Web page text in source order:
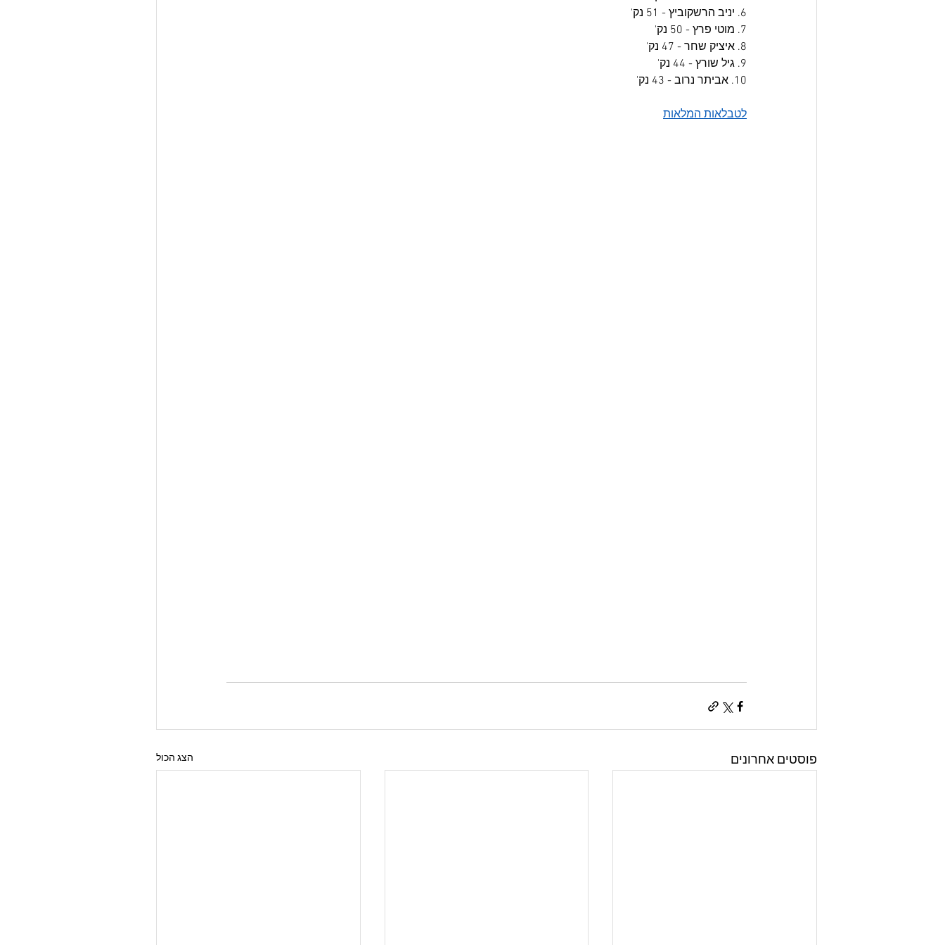
6. יניב הרשקוביץ - 51 נק'
7. מוטי פרץ - 50 נק'
8. איציק שחר - 47 נק'
9. גיל שורץ - 44 נק'
10. אביתר נרוב - 43 נק'
לטבלאות המלאות
פוסטים אחרונים הצג הכול